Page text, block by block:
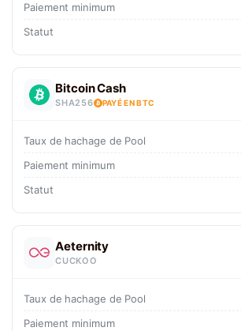
Paiement minimum
Statut
Bitcoin Cash
SHA256 PAYÉ EN BTC
Taux de hachage de Pool
Paiement minimum
Statut
Aeternity
CUCKOO
Taux de hachage de Pool
Paiement minimum